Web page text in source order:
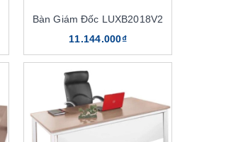
Bàn Giám Đốc LUXB2018V2
11.144.000₫